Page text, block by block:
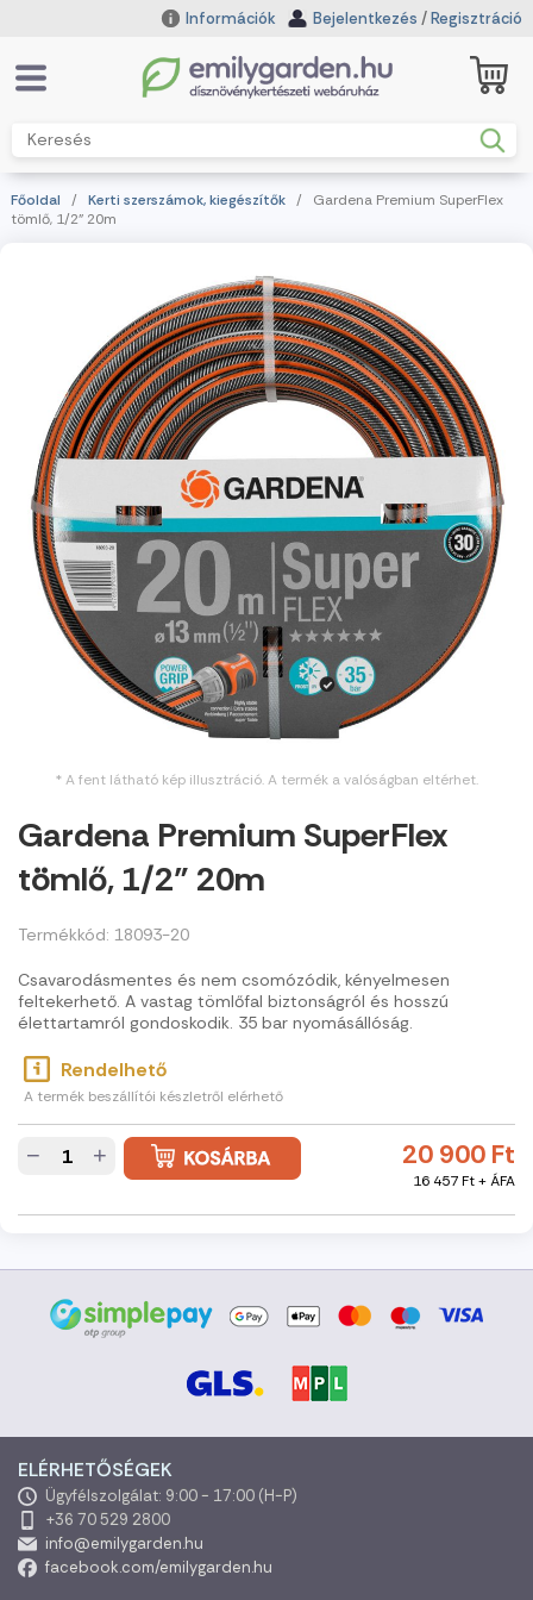
Információk Bejelentkezés /Regisztráció
Főoldal / Kerti szerszámok, kiegészítők / Gardena Premium SuperFlex
tömlő, 1/2" 20m
* A fent látható kép illusztráció. A termék a valóságban eltérhet.
Gardena Premium SuperFlex
tömlő, 1/2" 20m
Termékkód: 18093-20
Csavarodásmentes és nem csomózódik, kényelmesen
feltekerhető. A vastag tömlőfal biztonságról és hosszú
élettartamról gondoskodik. 35 bar nyomásállóság.
Rendelhető
A termék beszállítói készletről elérhető
20 900 Ft
16 457 Ft + ÁFA
− +
ELÉRHETŐSÉGEK
Ügyfélszolgálat: 9:00 - 17:00 (H-P)
+36 70 529 2800
info@emilygarden.hu
facebook.com/emilygarden.hu